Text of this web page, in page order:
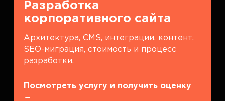
Разработка
корпоративного сайта
Архитектура, CMS, интеграции, контент,
SEO-миграция, стоимость и процесс
разработки.
Посмотреть услугу и получить оценку
→